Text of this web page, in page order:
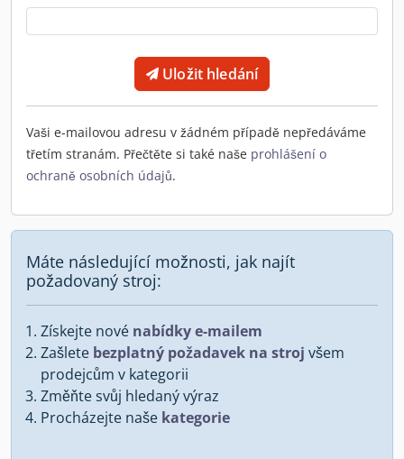
Uložit hledání
Vaši e-mailovou adresu v žádném případě nepředáváme
třetím stranám. Přečtěte si také naše prohlášení o
ochraně osobních údajů.
Máte následující možnosti, jak najít
požadovaný stroj:
Získejte nové nabídky e-mailem
Zašlete bezplatný požadavek na stroj všem
prodejcům v kategorii
Změňte svůj hledaný výraz
Procházejte naše kategorie